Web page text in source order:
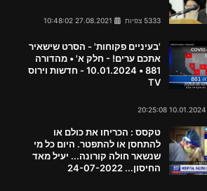
5333 צפיות
'בעיניים פקוחות' - הסרט שישאיר
אתכם ערים! - חלק א' • מהדורה
881 • 10.01.2024 - חדשות וירוס
TV
טקסס : הכריחו את כולם או
להתחסן או להתפטר. היום כל מי
שנשאר חולה קורונה... יעיל מאד
החיסון... 24-07-2022